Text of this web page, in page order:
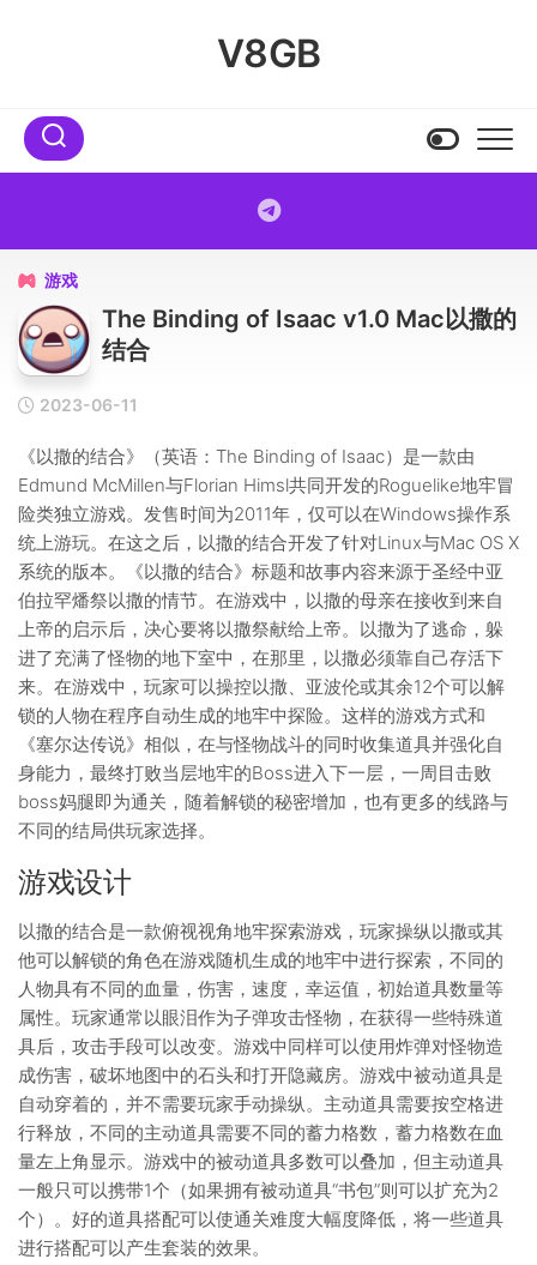
V8GB
 游戏
The Binding of Isaac v1.0 Mac以撒的
结合
2023-06-11
《以撒的结合》（英语：The Binding of Isaac）是一款由
Edmund McMillen与Florian Himsl共同开发的Roguelike地牢冒
险类独立游戏。发售时间为2011年，仅可以在Windows操作系
统上游玩。在这之后，以撒的结合开发了针对Linux与Mac OS X
系统的版本。《以撒的结合》标题和故事内容来源于圣经中亚
伯拉罕燔祭以撒的情节。在游戏中，以撒的母亲在接收到来自
上帝的启示后，决心要将以撒祭献给上帝。以撒为了逃命，躲
进了充满了怪物的地下室中，在那里，以撒必须靠自己存活下
来。在游戏中，玩家可以操控以撒、亚波伦或其余12个可以解
锁的人物在程序自动生成的地牢中探险。这样的游戏方式和
《塞尔达传说》相似，在与怪物战斗的同时收集道具并强化自
身能力，最终打败当层地牢的Boss进入下一层，一周目击败
boss妈腿即为通关，随着解锁的秘密增加，也有更多的线路与
不同的结局供玩家选择。
游戏设计
以撒的结合是一款俯视视角地牢探索游戏，玩家操纵以撒或其
他可以解锁的角色在游戏随机生成的地牢中进行探索，不同的
人物具有不同的血量，伤害，速度，幸运值，初始道具数量等
属性。玩家通常以眼泪作为子弹攻击怪物，在获得一些特殊道
具后，攻击手段可以改变。游戏中同样可以使用炸弹对怪物造
成伤害，破坏地图中的石头和打开隐藏房。游戏中被动道具是
自动穿着的，并不需要玩家手动操纵。主动道具需要按空格进
行释放，不同的主动道具需要不同的蓄力格数，蓄力格数在血
量左上角显示。游戏中的被动道具多数可以叠加，但主动道具
一般只可以携带1个（如果拥有被动道具“书包”则可以扩充为2
个）。好的道具搭配可以使通关难度大幅度降低，将一些道具
进行搭配可以产生套装的效果。